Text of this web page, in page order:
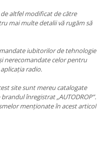
altfel modificat de către
mai multe detalii vă rugăm să
iubitorilor de tehnologie
nerecomandate celor pentru
radio.
site sunt mereu catalogate
înregistrat „AUTODROP”.
menționate în acest articol